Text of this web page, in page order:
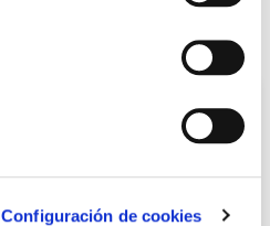
Configuración de cookies